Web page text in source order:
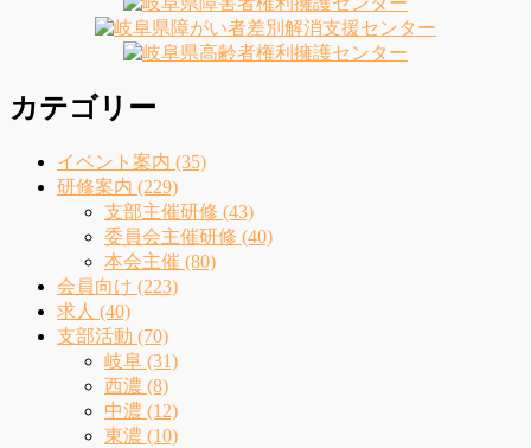
カテゴリー
イベント案内 (35)
研修案内 (229)
支部主催研修 (43)
委員会主催研修 (40)
本会主催 (80)
会員向け (223)
求人 (40)
支部活動 (70)
岐阜 (31)
西濃 (8)
中濃 (12)
東濃 (10)